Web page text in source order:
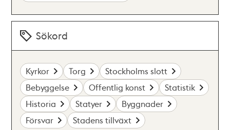
Sökord
Kyrkor Torg
Stockholms slott
Bebyggelse
Offentlig konst
Statistik
Historia
Statyer
Byggnader
Försvar
Stadens tillväxt